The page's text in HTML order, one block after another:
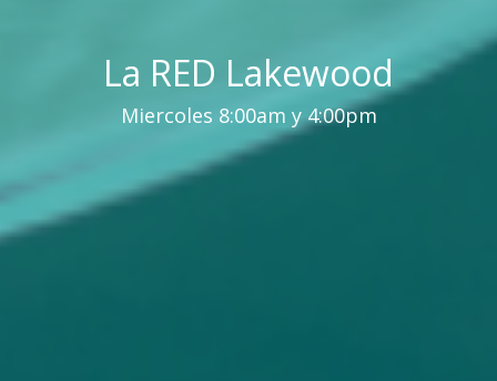
La RED Lakewood
Miercoles 8:00am y 4:00pm